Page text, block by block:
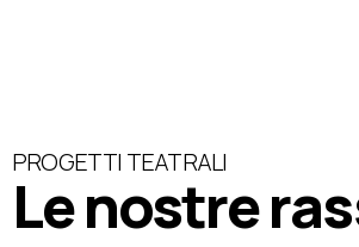
PROGETTI TEATRALI
Le nostre